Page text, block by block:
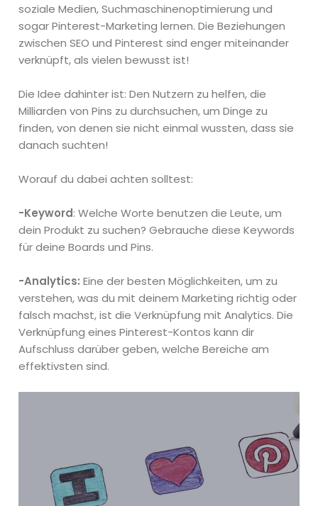
soziale Medien, Suchmaschinenoptimierung und
sogar Pinterest-Marketing lernen. Die Beziehungen
zwischen SEO und Pinterest sind enger miteinander
verknüpft, als vielen bewusst ist!
Die Idee dahinter ist: Den Nutzern zu helfen, die
Milliarden von Pins zu durchsuchen, um Dinge zu
finden, von denen sie nicht einmal wussten, dass sie
danach suchten!
Worauf du dabei achten solltest:
-Keyword: Welche Worte benutzen die Leute, um
dein Produkt zu suchen? Gebrauche diese Keywords
für deine Boards und Pins.
-Analytics: Eine der besten Möglichkeiten, um zu
verstehen, was du mit deinem Marketing richtig oder
falsch machst, ist die Verknüpfung mit Analytics. Die
Verknüpfung eines Pinterest-Kontos kann dir
Aufschluss darüber geben, welche Bereiche am
effektivsten sind.